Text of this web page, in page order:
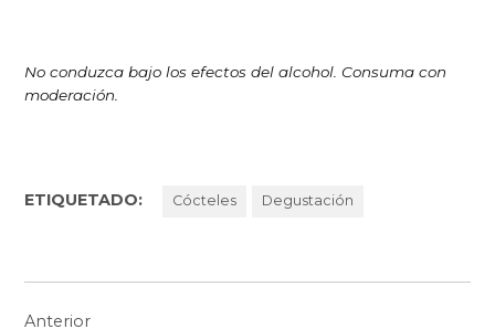
No conduzca bajo los efectos del alcohol. Consuma con
moderación.
ETIQUETADO: Cócteles Degustación
Anterior